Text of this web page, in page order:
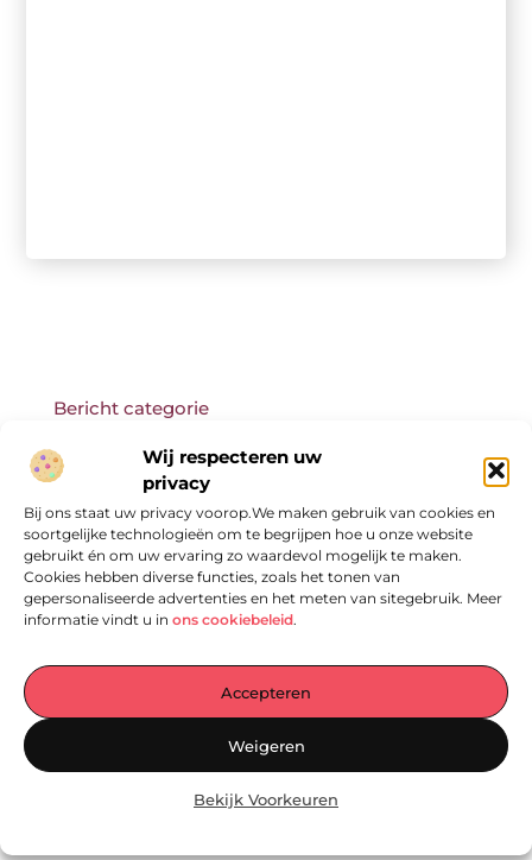
Wij respecteren uw
privacy
Bij ons staat uw privacy voorop.We maken gebruik van cookies en
soortgelijke technologieën om te begrijpen hoe u onze website
gebruikt én om uw ervaring zo waardevol mogelijk te maken.
Cookies hebben diverse functies, zoals het tonen van
gepersonaliseerde advertenties en het meten van sitegebruik. Meer
informatie vindt u in ons cookiebeleid.
Accepteren
Weigeren
Bekijk Voorkeuren
— Ontdek een wereld vol inspirerende verhalen, praktische tips en
inspireren en begin vandaag nog met lezen op
Onze informatie
Bericht categorie